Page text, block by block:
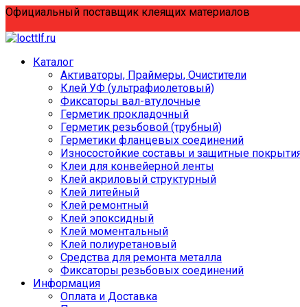
Перейти
содержанию
Официальный поставщик клеящих материалов
Каталог
Активаторы, Праймеры, Очистители
Клей УФ (ультрафиолетовый)
Фиксаторы вал-втулочные
Герметик прокладочный
Герметик резьбовой (трубный)
Герметики фланцевых соединений
Износостойкие составы и защитные
Клеи для конвейерной ленты
Клей акриловый структурный
Клей литейный
Клей ремонтный
Клей эпоксидный
Клей моментальный
Клей полиуретановый
Средства для ремонта металла
Фиксаторы резьбовых соединений
Информация
Оплата и Доставка